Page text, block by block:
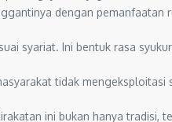
dengan
syariat. Ini bentuk rasa
tidak
ini bukan hanya tradisi,